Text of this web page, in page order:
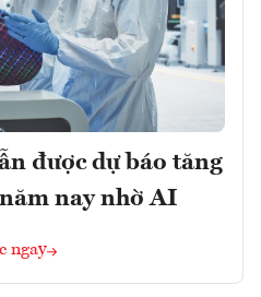
được dự báo tăng
nay nhờ AI
ngay